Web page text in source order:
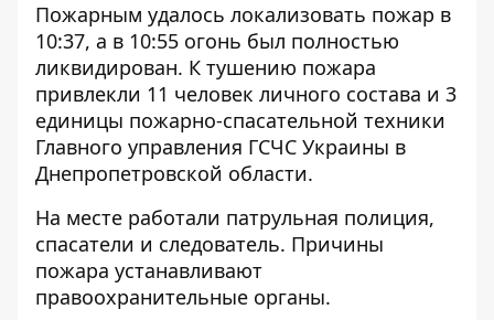
Пожарным удалось локализовать пожар в
10:37, а в 10:55 огонь был полностью
ликвидирован. К тушению пожара
привлекли 11 человек личного состава и 3
единицы пожарно-спасательной техники
Главного управления ГСЧС Украины в
Днепропетровской области.
На месте работали патрульная полиция,
спасатели и следователь. Причины
пожара устанавливают
правоохранительные органы.